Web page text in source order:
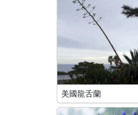
美國龍舌蘭